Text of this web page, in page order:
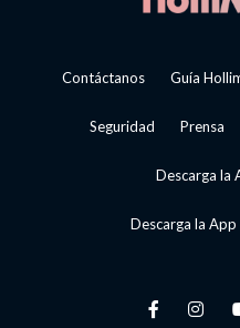
Contáctanos Guía
Seguridad Prensa
Descarga la
Descarga la